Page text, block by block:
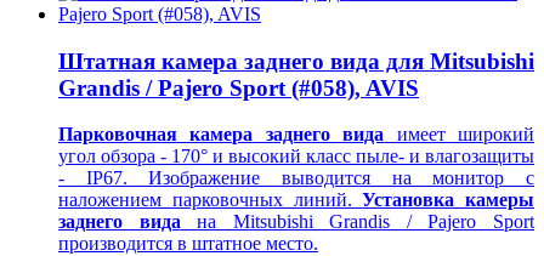
Штатная камера заднего вида для Mitsubishi
Grandis / Pajero Sport (#058), AVIS
Парковочная камера заднего вида имеет широкий
угол обзора - 170° и высокий класс пыле- и влагозащиты
- IP67. Изображение выводится на монитор с
наложением парковочных линий.Установка камеры
заднего вида на Mitsubishi Grandis / Pajero Sport
производится в штатное место.